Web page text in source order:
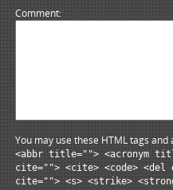
Comment
You may use these HTML tags
<abbr title=""> <acronym
cite=""> <cite> <code> <del
cite=""> <s> <strike>